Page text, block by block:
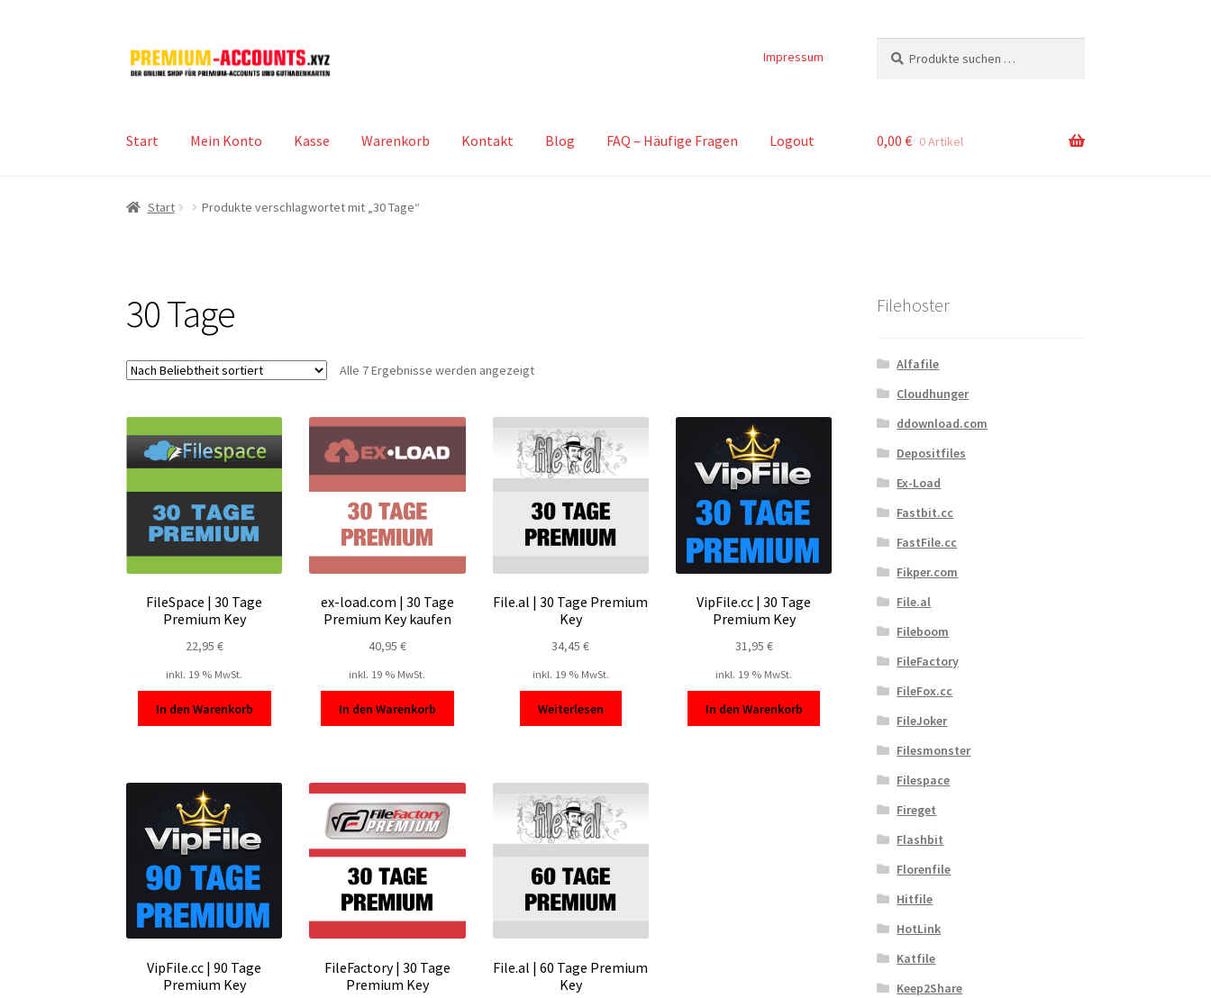
Zur
Navigation
Zum
Inhalt
Impressum
nach:
Start Mein Konto Kasse Warenkorb Kontakt Blog FAQ – Häufige Fragen Logout 0,00 € 0 Artikel
Start Produkte verschlagwortet mit „30 Tage“
30 Tage
Alle 7 Ergebnisse werden angezeigtNach
FileSpace | 30 Tage
Premium Key
22,95 €
inkl. 19 % MwSt.
In den Warenkorb
ex-load.com | 30 Tage
Premium Key kaufen
40,95 €
inkl. 19 % MwSt.
In den Warenkorb
File.al | 30 Tage Premium
Key
34,45€
inkl. 19 % MwSt.
Weiterlesen
VipFile.cc | 30 Tage
Premium Key
31,95 €
inkl. 19 % MwSt.
In den Warenkorb
VipFile.cc | 90 Tage
Premium Key
FileFactory | 30 Tage
Premium Key
File.al | 60 Tage Premium
Key
Filehoster
Alfafile
Cloudhunger
ddownload.com
Depositfiles
Ex-Load
Fastbit.cc
FastFile.cc
Fikper.com
File.al
Fileboom
FileFactory
FileFox.cc
FileJoker
Filesmonster
Filespace
Fireget
Flashbit
Florenfile
Hitfile
HotLink
Katfile
Keep2Share